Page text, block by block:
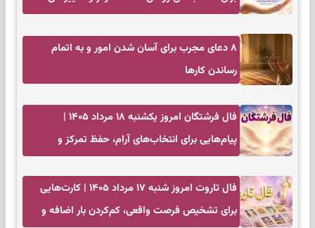
۸ دعای مجرب برای آسان شدن امور و به اتمام
رساندن کار‌ها
فال فرشتگان امروز یکشنبه ۱۸ مرداد ۱۴۰۵ |
پیام‌هایی برای انتخاب‌های آرام، حفظ تمرکز و
فال تاروت امروز شنبه ۱۷ مرداد ۱۴۰۵ | کارت‌هایی
برای تشخیص فرصت واقعی، کم‌کردن بار اضافه و